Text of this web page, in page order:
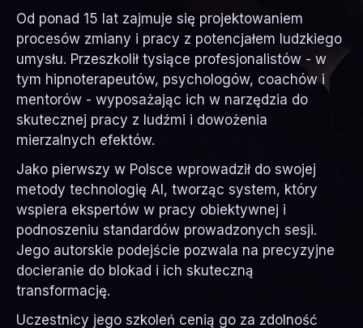
Od ponad 15 lat zajmuje się projektowaniem
procesów zmiany i pracy z potencjałem ludzkiego
umysłu. Przeszkolił tysiące profesjonalistów - w
tym hipnoterapeutów, psychologów, coachów i
mentorów - wyposażając ich w narzędzia do
skutecznej pracy z ludźmi i dowożenia
mierzalnych efektów.
Jako pierwszy w Polsce wprowadził do swojej
metody technologię AI, tworząc system, który
wspiera ekspertów w pracy obiektywnej i
podnoszeniu standardów prowadzonych sesji.
Jego autorskie podejście pozwala na precyzyjne
docieranie do blokad i ich skuteczną
transformację.
Uczestnicy jego szkoleń cenią go za zdolność